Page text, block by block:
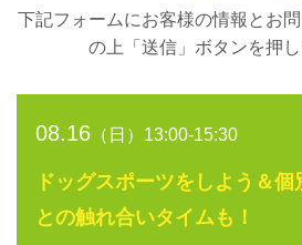
下記フォームにお客様の情報とお
の上
「送信」ボタンを押
08.16 （日）13:00-15:30
ドッグスポーツをしよう＆
との触れ合いタイムも！